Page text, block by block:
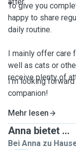
To give you
happy to share
daily routine.
I mainly offer care
well as cats or
receive plenty of
I’m looking
companion!
Mehr lesen
Anna bietet ...
Bei Anna zu